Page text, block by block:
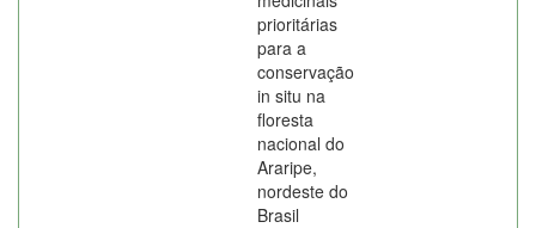
prioritárias
para a
conservação
in situ na
floresta
nacional do
Araripe,
nordeste do
Brasil